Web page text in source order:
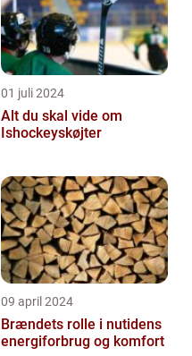
01 juli 2024
Alt du skal vide om
Ishockeyskøjter
09 april 2024
Brændets rolle i nutidens
energiforbrug og komfort